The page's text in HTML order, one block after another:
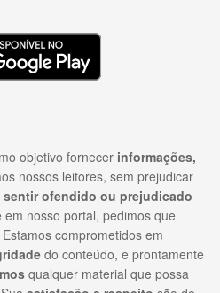
objetivo fornecer informações,
nossos leitores, sem prejudicar
sentir ofendido ou prejudicado
nosso portal, pedimos que
Estamos comprometidos em
do conteúdo, e prontamente
qualquer material que possa